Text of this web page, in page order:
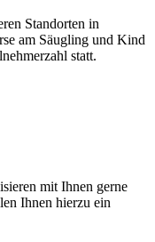
Standorten in
am Säugling und Kind
statt.
mit Ihnen gerne
Ihnen hierzu ein